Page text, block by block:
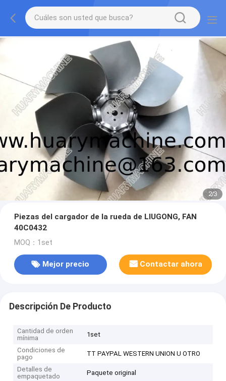
2/3
Piezas del cargador de la rueda de LIUGONG, FAN
40C0432
MOQ：1set
Mejor precio Contactar ahora
Descripción De Producto
Cantidad de orden
mínima
1set
Condiciones de
pago
TT PAYPAL WESTERN UNION U OTRO
Detalles de
empaquetado
Paquete original